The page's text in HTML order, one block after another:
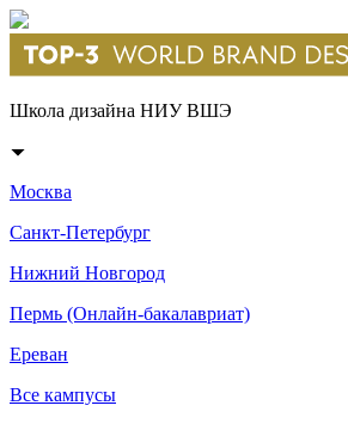
Школа дизайна НИУ ВШЭ
Москва
Санкт-Петербург
Нижний Новгород
Пермь (Онлайн-бакалавриат)
Ереван
Все кампусы